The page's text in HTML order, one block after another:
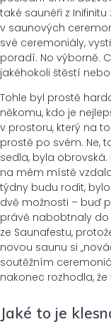
také saunéři z
v saunových
své ceremoniály,
poradí. No výborně.
jakéhokoli štěstí
Tohle byl prostě
někomu, kdo je
v prostoru, který na
prostě po svém. Ne,
sedla, byla
na mém místě
týdny budu rodit,
dvě možnosti – buď
právě nabobtnaly
ze Saunafestu,
novou saunu si
soutěžním
nakonec rozhodla, že
Jaké to je